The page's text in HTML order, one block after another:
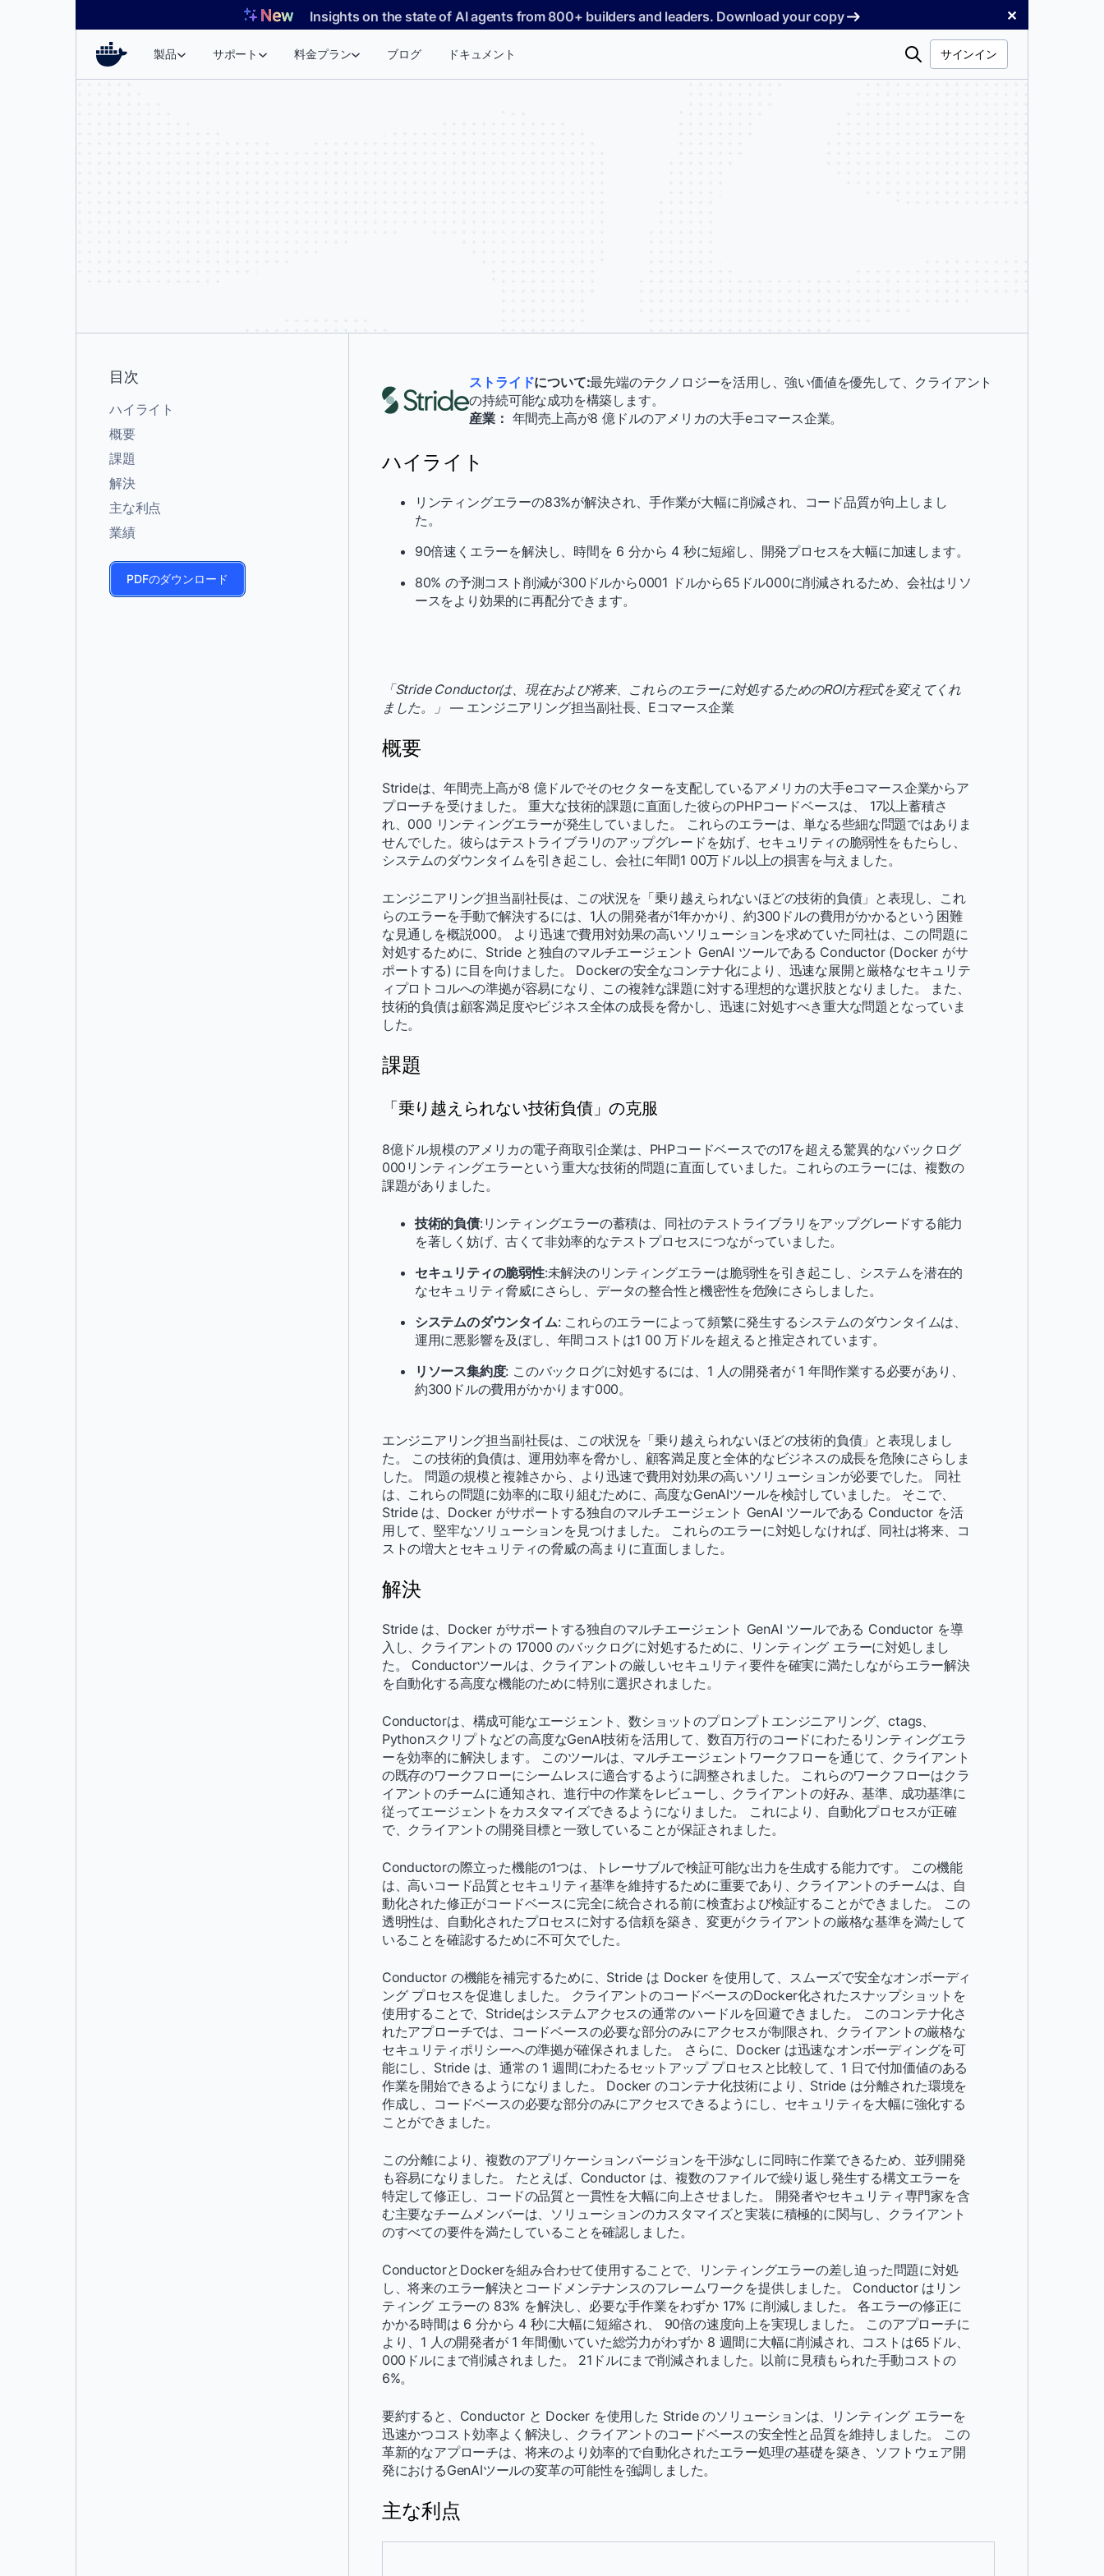
Insights on the state of AI agents from 800+ builders and leaders. Download your copy ✕
製品 サポート 料金プラン ブログ ドキュメント
検
サインイン
目次
ハイライト
概要
課題
解決
主な利点
業績
PDFのダウンロード
ストライドについて:最先端のテクノロジーを活用し、強い価値を優先して、クライアント
の持続可能な成功を構築します。
産業： 年間売上高が8 億ドルのアメリカの大手eコマース企業。
ハイライト
リンティングエラーの83%が解決され、手作業が大幅に削減され、コード品質が向上しまし
た。
90倍速くエラーを解決し、時間を 6 分から 4 秒に短縮し、開発プロセスを大幅に加速します。
80% の予測コスト削減が300ドルから0001 ドルから65ドル000に削減されるため、会社はリソ
ースをより効果的に再配分できます。
「Stride Conductorは、現在および将来、これらのエラーに対処するためのROI方程式を変えてくれ
ました。」 — エンジニアリング担当副社長、Eコマース企業
概要
Strideは、年間売上高が8 億ドルでそのセクターを支配しているアメリカの大手eコマース企業からア
プローチを受けました。 重大な技術的課題に直面した彼らのPHPコードベースは、 17以上蓄積さ
れ、000 リンティングエラーが発生していました。 これらのエラーは、単なる些細な問題ではありま
せんでした。彼らはテストライブラリのアップグレードを妨げ、セキュリティの脆弱性をもたらし、
システムのダウンタイムを引き起こし、会社に年間1 00万ドル以上の損害を与えました。
エンジニアリング担当副社長は、この状況を「乗り越えられないほどの技術的負債」と表現し、これ
らのエラーを手動で解決するには、1人の開発者が1年かかり、約300ドルの費用がかかるという困難
な見通しを概説000。 より迅速で費用対効果の高いソリューションを求めていた同社は、この問題に
対処するために、Stride と独自のマルチエージェント GenAI ツールである Conductor (Docker がサ
ポートする) に目を向けました。 Dockerの安全なコンテナ化により、迅速な展開と厳格なセキュリテ
ィプロトコルへの準拠が容易になり、この複雑な課題に対する理想的な選択肢となりました。 また、
技術的負債は顧客満足度やビジネス全体の成長を脅かし、迅速に対処すべき重大な問題となっていま
した。
課題
「乗り越えられない技術負債」の克服
8億ドル規模のアメリカの電子商取引企業は、PHPコードベースでの17を超える驚異的なバックログ
000リンティングエラーという重大な技術的問題に直面していました。これらのエラーには、複数の
課題がありました。
技術的負債:リンティングエラーの蓄積は、同社のテストライブラリをアップグレードする能力
を著しく妨げ、古くて非効率的なテストプロセスにつながっていました。
セキュリティの脆弱性:未解決のリンティングエラーは脆弱性を引き起こし、システムを潜在的
なセキュリティ脅威にさらし、データの整合性と機密性を危険にさらしました。
システムのダウンタイム: これらのエラーによって頻繁に発生するシステムのダウンタイムは、
運用に悪影響を及ぼし、年間コストは1 00 万ドルを超えると推定されています。
リソース集約度: このバックログに対処するには、1 人の開発者が 1 年間作業する必要があり、
約300ドルの費用がかかります000。
エンジニアリング担当副社長は、この状況を「乗り越えられないほどの技術的負債」と表現しまし
た。 この技術的負債は、運用効率を脅かし、顧客満足度と全体的なビジネスの成長を危険にさらしま
した。 問題の規模と複雑さから、より迅速で費用対効果の高いソリューションが必要でした。 同社
は、これらの問題に効率的に取り組むために、高度なGenAIツールを検討していました。 そこで、
Stride は、Docker がサポートする独自のマルチエージェント GenAI ツールである Conductor を活
用して、堅牢なソリューションを見つけました。 これらのエラーに対処しなければ、同社は将来、コ
ストの増大とセキュリティの脅威の高まりに直面しました。
解決
Stride は、Docker がサポートする独自のマルチエージェント GenAI ツールである Conductor を導
入し、クライアントの 17000 のバックログに対処するために、リンティング エラーに対処しまし
た。 Conductorツールは、クライアントの厳しいセキュリティ要件を確実に満たしながらエラー解決
を自動化する高度な機能のために特別に選択されました。
Conductorは、構成可能なエージェント、数ショットのプロンプトエンジニアリング、ctags、
Pythonスクリプトなどの高度なGenAI技術を活用して、数百万行のコードにわたるリンティングエラ
ーを効率的に解決します。 このツールは、マルチエージェントワークフローを通じて、クライアント
の既存のワークフローにシームレスに適合するように調整されました。 これらのワークフローはクラ
イアントのチームに通知され、進行中の作業をレビューし、クライアントの好み、基準、成功基準に
従ってエージェントをカスタマイズできるようになりました。 これにより、自動化プロセスが正確
で、クライアントの開発目標と一致していることが保証されました。
Conductorの際立った機能の1つは、トレーサブルで検証可能な出力を生成する能力です。 この機能
は、高いコード品質とセキュリティ基準を維持するために重要であり、クライアントのチームは、自
動化された修正がコードベースに完全に統合される前に検査および検証することができました。 この
透明性は、自動化されたプロセスに対する信頼を築き、変更がクライアントの厳格な基準を満たして
いることを確認するために不可欠でした。
Conductor の機能を補完するために、Stride は Docker を使用して、スムーズで安全なオンボーディ
ング プロセスを促進しました。 クライアントのコードベースのDocker化されたスナップショットを
使用することで、Strideはシステムアクセスの通常のハードルを回避できました。 このコンテナ化さ
れたアプローチでは、コードベースの必要な部分のみにアクセスが制限され、クライアントの厳格な
セキュリティポリシーへの準拠が確保されました。 さらに、Docker は迅速なオンボーディングを可
能にし、Stride は、通常の 1 週間にわたるセットアップ プロセスと比較して、1 日で付加価値のある
作業を開始できるようになりました。 Docker のコンテナ化技術により、Stride は分離された環境を
作成し、コードベースの必要な部分のみにアクセスできるようにし、セキュリティを大幅に強化する
ことができました。
この分離により、複数のアプリケーションバージョンを干渉なしに同時に作業できるため、並列開発
も容易になりました。 たとえば、Conductor は、複数のファイルで繰り返し発生する構文エラーを
特定して修正し、コードの品質と一貫性を大幅に向上させました。 開発者やセキュリティ専門家を含
む主要なチームメンバーは、ソリューションのカスタマイズと実装に積極的に関与し、クライアント
のすべての要件を満たしていることを確認しました。
ConductorとDockerを組み合わせて使用することで、リンティングエラーの差し迫った問題に対処
し、将来のエラー解決とコードメンテナンスのフレームワークを提供しました。 Conductor はリン
ティング エラーの 83% を解決し、必要な手作業をわずか 17% に削減しました。 各エラーの修正に
かかる時間は 6 分から 4 秒に大幅に短縮され、 90倍の速度向上を実現しました。 このアプローチに
より、1 人の開発者が 1 年間働いていた総労力がわずか 8 週間に大幅に削減され、コストは65ドル、
000ドルにまで削減されました。 21ドルにまで削減されました。以前に見積もられた手動コストの
6%。
要約すると、Conductor と Docker を使用した Stride のソリューションは、リンティング エラーを
迅速かつコスト効率よく解決し、クライアントのコードベースの安全性と品質を維持しました。 この
革新的なアプローチは、将来のより効率的で自動化されたエラー処理の基礎を築き、ソフトウェア開
発におけるGenAIツールの変革の可能性を強調しました。
主な利点